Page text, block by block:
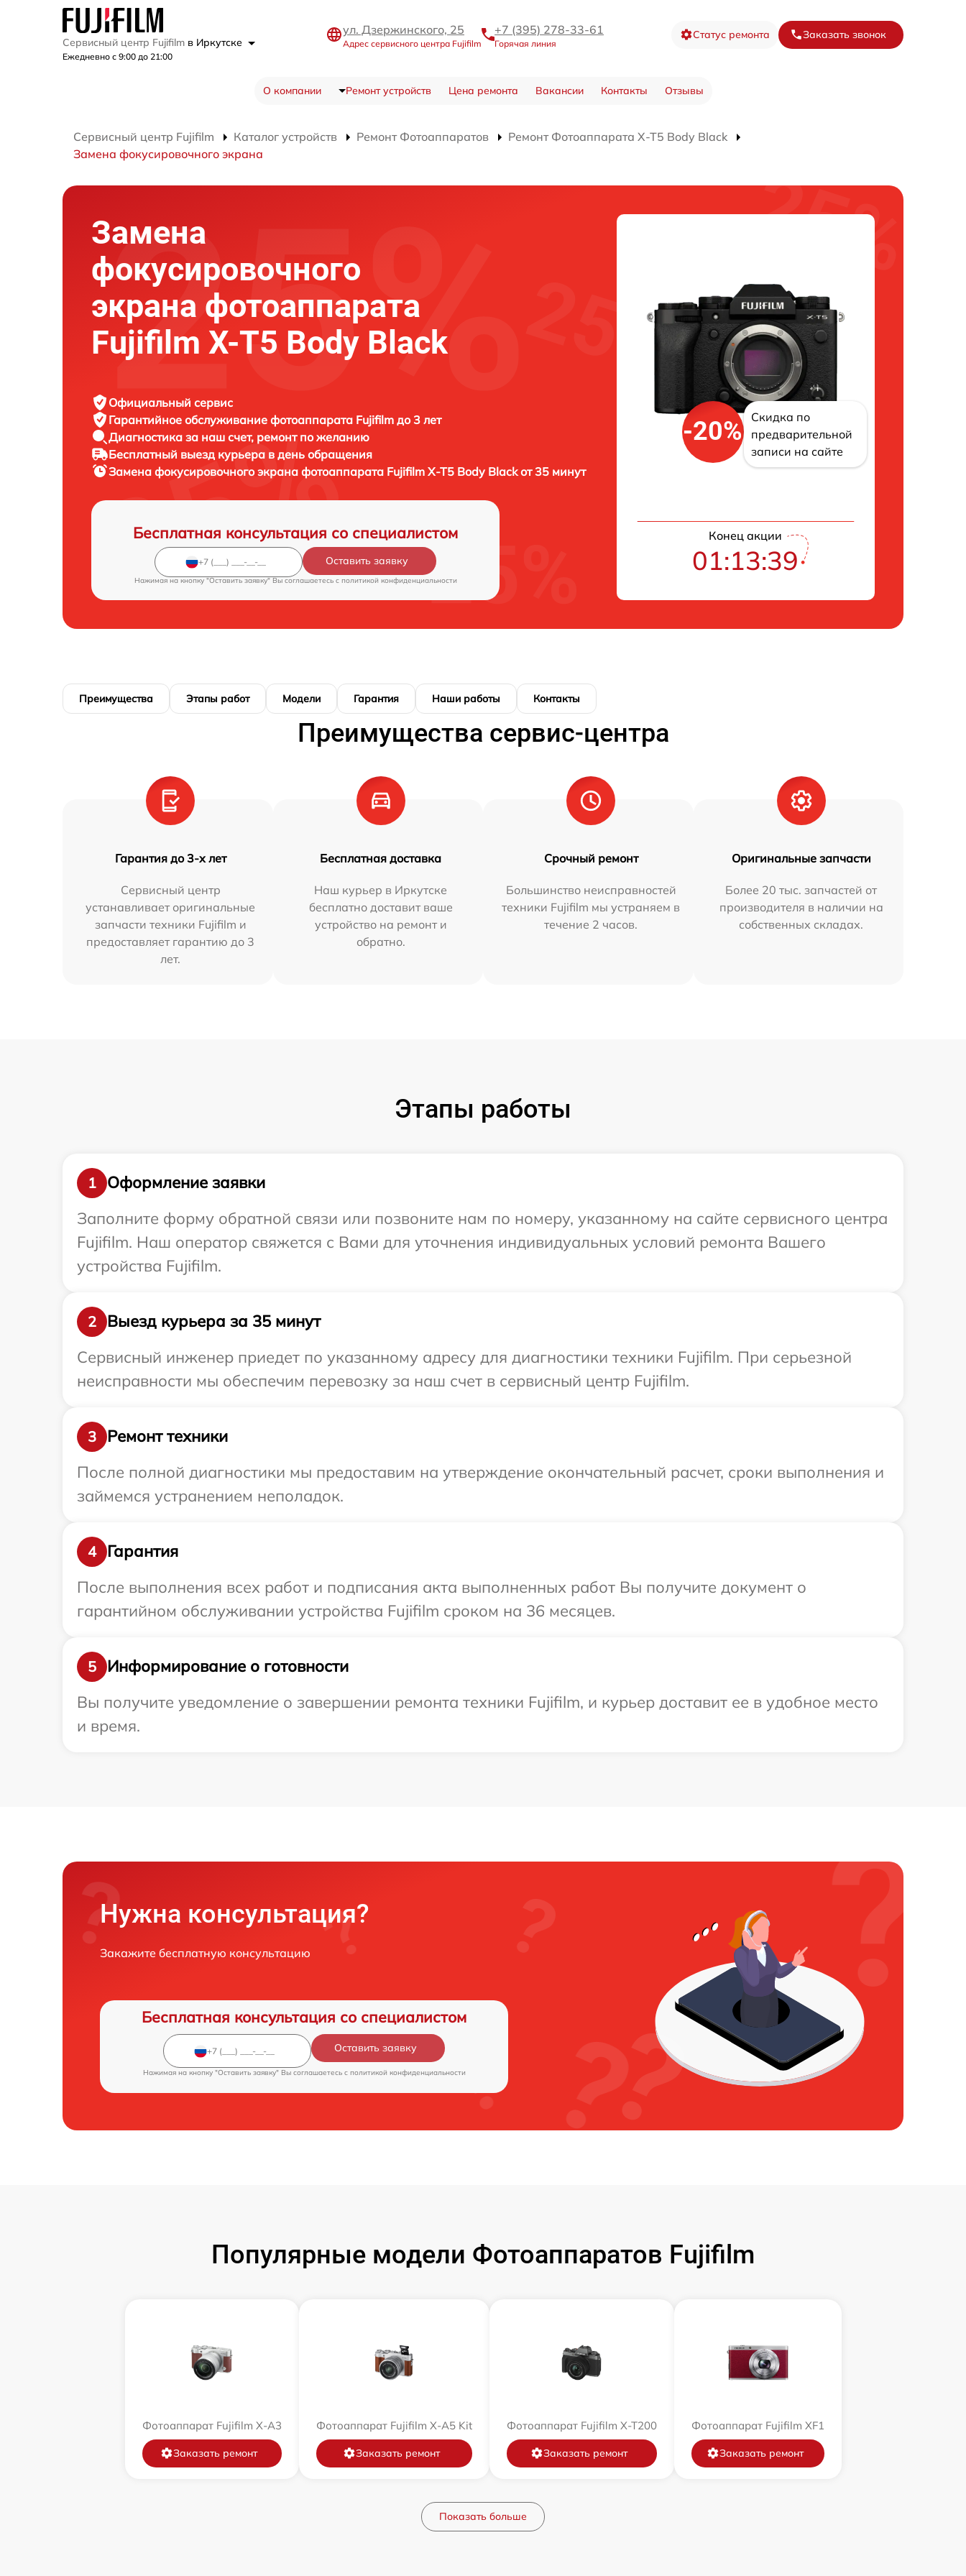
Сервисный центр Fujifilm в Иркутске
Ежедневно с 9:00 до 21:00
ул. Дзержинского, 25
Адрес сервисного центра Fujifilm
+7 (395) 278-33-61
Горячая линия
Статус ремонта Заказать звонок
О компании Ремонт устройств Цена ремонта Вакансии Контакты Отзывы
Сервисный центр Fujifilm Каталог устройств Ремонт Фотоаппаратов
Ремонт Фотоаппарата X-T5 Body Black
Замена фокусировочного экрана
Замена
фокусировочного
экрана фотоаппарата
Fujifilm X-T5 Body Black
Официальный сервис
Гарантийное обслуживание фотоаппарата Fujifilm до 3 лет
Диагностика за наш счет, ремонт по желанию
Бесплатный выезд курьера в день обращения
Замена фокусировочного экрана фотоаппарата Fujifilm X-T5 Body Black от 35 минут
Бесплатная консультация со специалистом
Оставить заявку
Нажимая на кнопку "Оставить заявку" Вы соглашаетесь c политикой конфиденциальности
-20%
Скидка по
предварительной
записи на сайте
Конец акции
01:13:38
Преимущества Этапы работ Модели Гарантия Наши работы Контакты
Преимущества сервис-центра
Гарантия до 3-х лет
Сервисный центр
устанавливает оригинальные
запчасти техники Fujifilm и
предоставляет гарантию до 3
лет.
Бесплатная доставка
Наш курьер в Иркутске
бесплатно доставит ваше
устройство на ремонт и
обратно.
Срочный ремонт
Большинство неисправностей
техники Fujifilm мы устраняем в
течение 2 часов.
Оригинальные запчасти
Более 20 тыс. запчастей от
производителя в наличии на
собственных складах.
Этапы работы
1
Оформление заявки
Заполните форму обратной связи или позвоните нам по номеру, указанному на сайте сервисного центра
Fujifilm. Наш оператор свяжется с Вами для уточнения индивидуальных условий ремонта Вашего
устройства Fujifilm.
2
Выезд курьера за 35 минут
Сервисный инженер приедет по указанному адресу для диагностики техники Fujifilm. При серьезной
неисправности мы обеспечим перевозку за наш счет в сервисный центр Fujifilm.
3
Ремонт техники
После полной диагностики мы предоставим на утверждение окончательный расчет, сроки выполнения и
займемся устранением неполадок.
4
Гарантия
После выполнения всех работ и подписания акта выполненных работ Вы получите документ о
гарантийном обслуживании устройства Fujifilm сроком на 36 месяцев.
5
Информирование о готовности
Вы получите уведомление о завершении ремонта техники Fujifilm, и курьер доставит ее в удобное место
и время.
Нужна консультация?
Закажите бесплатную консультацию
Бесплатная консультация со специалистом
Оставить заявку
Нажимая на кнопку "Оставить заявку" Вы соглашаетесь c политикой конфиденциальности
Популярные модели Фотоаппаратов Fujifilm
Фотоаппарат Fujifilm X-A3
Заказать ремонт
Фотоаппарат Fujifilm X-A5 Kit
Заказать ремонт
Фотоаппарат Fujifilm X-T200
Заказать ремонт
Фотоаппарат Fujifilm XF1
Заказать ремонт
Показать больше